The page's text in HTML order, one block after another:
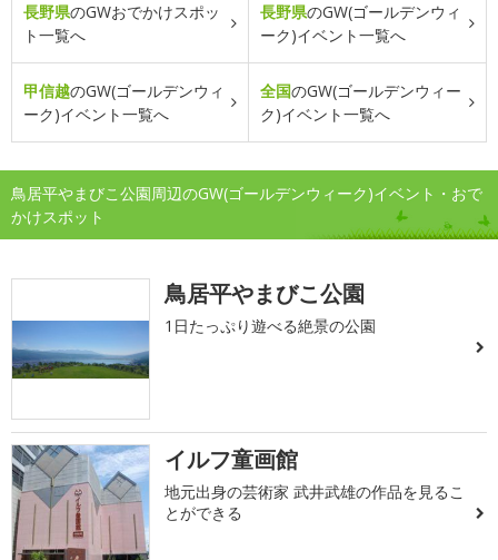
長野県のGWおでかけスポッ
ト一覧へ
長野県のGW(ゴールデンウィ
ーク)イベント一覧へ
甲信越のGW(ゴールデンウィ
ーク)イベント一覧へ
全国のGW(ゴールデンウィー
ク)イベント一覧へ
鳥居平やまびこ公園周辺のGW(ゴールデンウィーク)イベント・おで
かけスポット
鳥居平やまびこ公園
1日たっぷり遊べる絶景の公園
イルフ童画館
地元出身の芸術家 武井武雄の作品を見るこ
とができる